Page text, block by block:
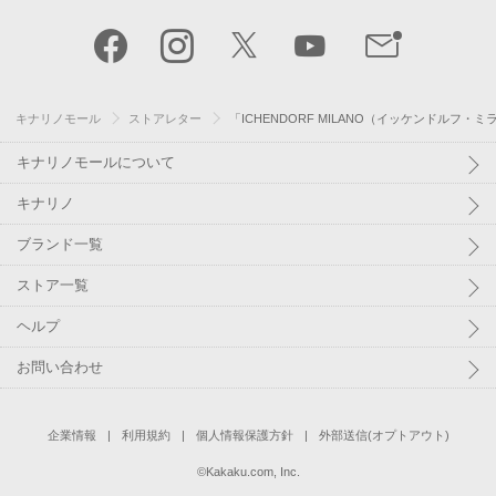
キナリノモール ストアレター 「ICHENDORF MILANO（イッケンドルフ・
キナリノモールについて
キナリノ
ブランド一覧
ストア一覧
ヘルプ
お問い合わせ
企業情報 利用規約 個人情報保護方針 外部送信(オプトアウト)
©Kakaku.com, Inc.